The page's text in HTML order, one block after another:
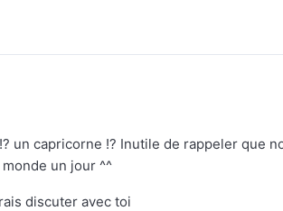
un capricorne !? Inutile de rappeler que
un jour ^^
discuter avec toi